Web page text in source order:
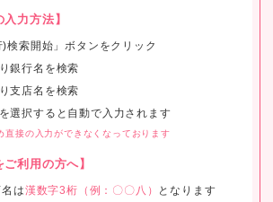
力方法】
)検索開始」ボタンをクリック
銀行名を検索
支店名を検索
選択すると自動で入力されます
直接の入力ができなくなっております
利用の方へ】
は漢数字3桁（例：〇〇八）
となります